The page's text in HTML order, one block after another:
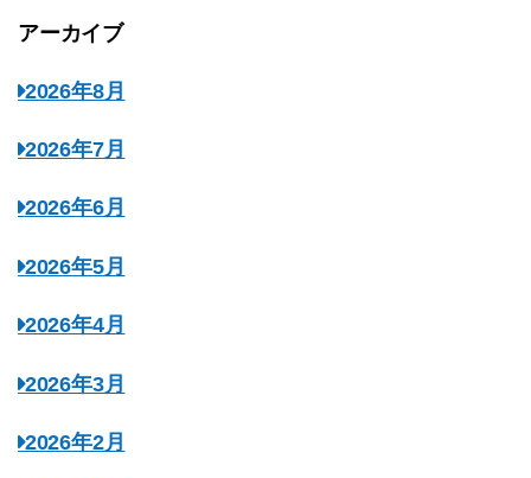
アーカイブ
2026年8月
2026年7月
2026年6月
2026年5月
2026年4月
2026年3月
2026年2月